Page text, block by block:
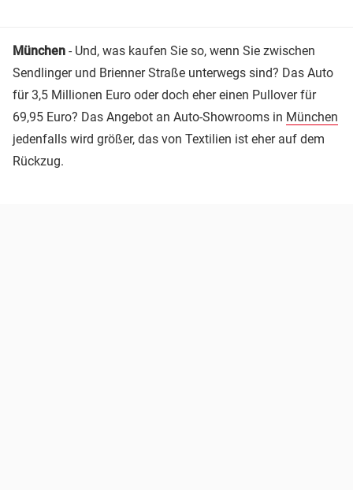
München - Und, was kaufen Sie so, wenn Sie zwischen
Sendlinger und Brienner Straße unterwegs sind? Das Auto
für 3,5 Millionen Euro oder doch eher einen Pullover für
69,95 Euro? Das Angebot an Auto-Showrooms in München
jedenfalls wird größer, das von Textilien ist eher auf dem
Rückzug.